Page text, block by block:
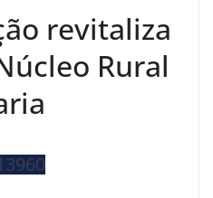
revitaliza
Rural